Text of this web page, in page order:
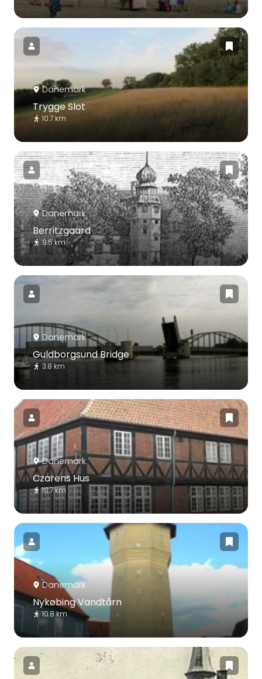
Danemark
Trygge Slot
10.7 km
Danemark
Berritzgaard
9.5 km
Danemark
Guldborgsund Bridge
3.8 km
Danemark
Czarens Hus
10.7 km
Danemark
Nykøbing Vandtårn
10.8 km